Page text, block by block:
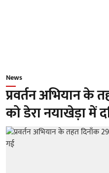
News
प्रवर्तन अभियान के
को डेरा नयाखेड़ा में